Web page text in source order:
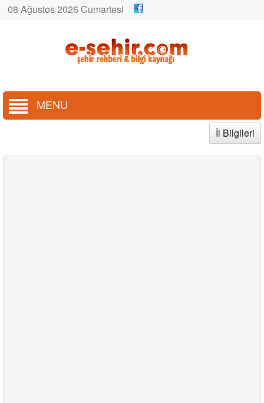
08 Ağustos 2026 Cumartesi
MENU
İl Bilgileri